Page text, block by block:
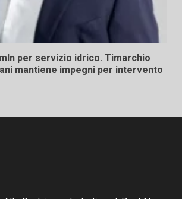
mln per servizio idrico. Timarchio
mantiene impegni per intervento